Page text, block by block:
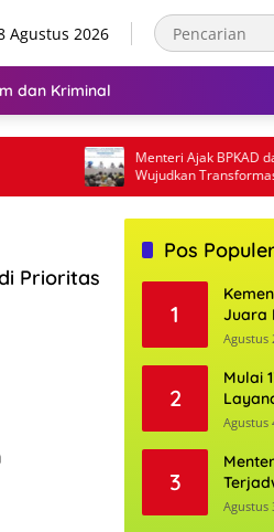
Agustus 2026
dan Kriminal
Menteri Ajak BPKAD dan
Wujudkan Transformasi
Prioritas
Pos
1
Juara
Agustus
2
Mulai
di 15
Agustus
3
Agustus